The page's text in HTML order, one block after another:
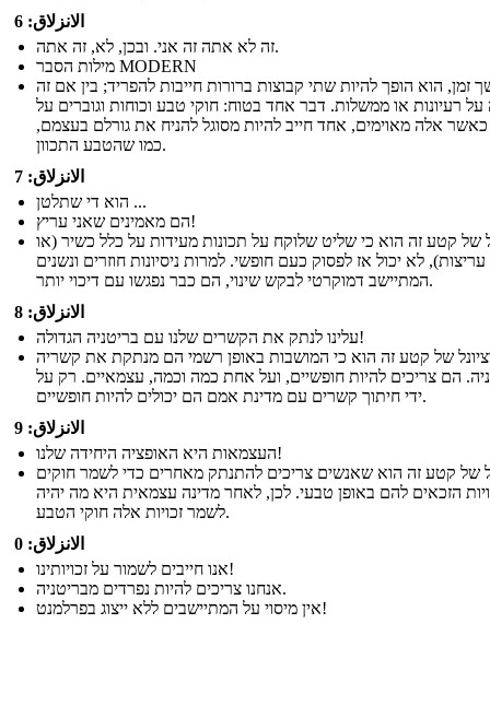
الانزلاق: 6
זה לא אתה זה אני. ובכן, לא, זה אתה.
מילות הסבר MODERN
זמן, הוא הופך להיות שתי קבוצות ברורות חייבות להפריד; בין אם זה
על רעיונות או ממשלות. דבר אחד בטוח: חוקי טבע וכוחות וגוברים על
אלה מאוימים, אחד חייב להיות מסוגל להניח את גורלם בעצמם,
כמו שהטבע התכוון.
الانزلاق: 7
הוא די שתלטן ...
הם מאמינים שאני עריץ!
של קטע זה הוא כי שליט שלוקח על תכונות מעידות על כלל כשיר (או
עריצות), לא יכול אז לפסוק כעם חופשי. למרות ניסיונות חוזרים ונשנים
המתיישב דמוקרטי לבקש שינוי, הם כבר נפגשו עם דיכוי יותר.
الانزلاق: 8
עלינו לנתק את הקשרים שלנו עם בריטניה הגדולה!
של קטע זה הוא כי המושבות באופן רשמי הם מנתקת את קשריה
הם צריכים להיות חופשיים, ועל אחת כמה וכמה, עצמאיים. רק על
ידי חיתוך קשרים עם מדינת אמם הם יכולים להיות חופשיים.
الانزلاق: 9
העצמאות היא האופציה היחידה שלנו!
של קטע זה הוא שאנשים צריכים להתנתק מאחרים כדי לשמר חוקים
הזכאים להם באופן טבעי. לכן, לאחר מדינה עצמאית היא מה יהיה
לשמר זכויות אלה חוקי הטבע.
الانزلاق: 0
אנו חייבים לשמור על זכויותינו!
אנחנו צריכים להיות נפרדים מבריטניה.
אין מיסוי על המתיישבים ללא ייצוג בפרלמנט!